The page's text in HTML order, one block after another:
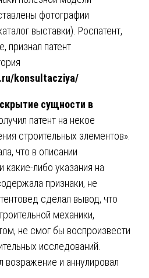
фотографии
выставки). Роспатент,
признал патент
konsultacziya/
сущности в
патент на некое
строительных элементов».
что в описании
какие-либо указания на
признаки, не
сделал вывод, что
механики,
не смог бы воспроизвести
исследований.
возражение и аннулировал